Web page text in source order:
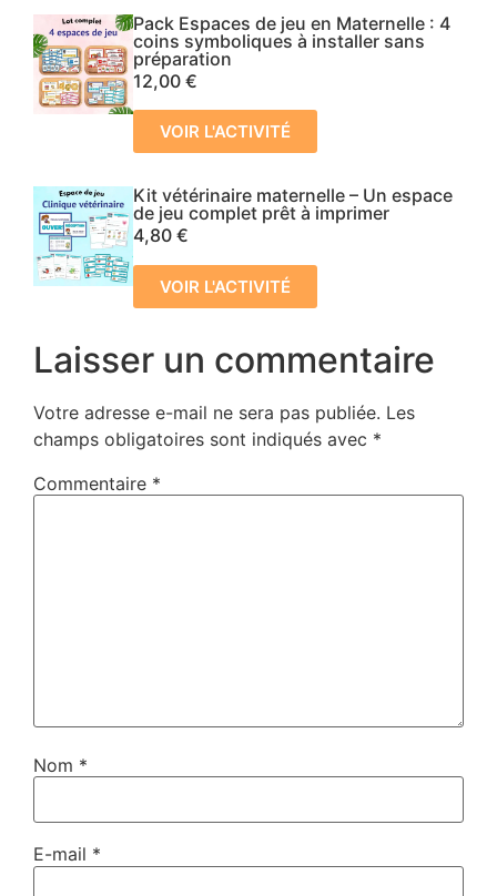
Pack Espaces de jeu en Maternelle : 4
coins symboliques à installer sans
préparation
12,00 €
VOIR L'ACTIVITÉ
Kit vétérinaire maternelle – Un espace
de jeu complet prêt à imprimer
4,80 €
VOIR L'ACTIVITÉ
Laisser un commentaire
Votre adresse e-mail ne sera pas publiée. Les
champs obligatoires sont indiqués avec *
Commentaire *
Nom *
E-mail *